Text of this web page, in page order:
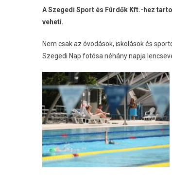
A Szegedi Sport és Fürdők Kft.-hez
veheti.
Nem csak az óvodások, iskolások és
Szegedi Nap fotósa néhány napja